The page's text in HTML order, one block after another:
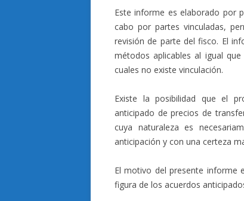
Este informe es elaborado por
cabo por partes vinculadas,
revisión de parte del fisco. El
métodos aplicables al igual
cuales no existe vinculación.
Existe la posibilidad que el
anticipado de precios de
cuya naturaleza es
anticipación y con una certeza
El motivo del presente informe
figura de los acuerdos